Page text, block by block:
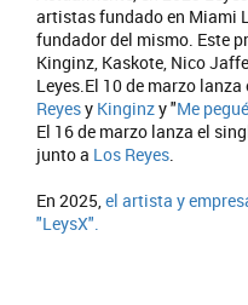
artistas fundado en Miami
fundador del mismo. Este
Kinginz, Kaskote, Nico
Leyes.El 10 de marzo lanza
Reyesy Kinginzy "Me pegué
El 16 de marzo lanza el
junto a Los Reyes.
En 2025,el artista y
"LeysX".